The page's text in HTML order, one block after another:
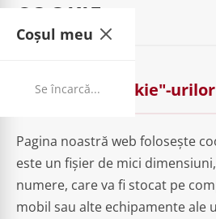
Coșul meu
Se încarcă...
COOKIE
Utilizarea „cookie"-urilor
Pagina noastră web folosește
este un fișier de mici
numere, care va fi stocat pe
mobil sau alte echipamente ale